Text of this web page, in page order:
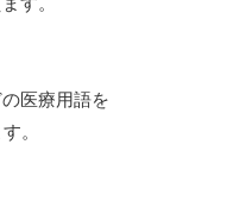
医療用語を
。